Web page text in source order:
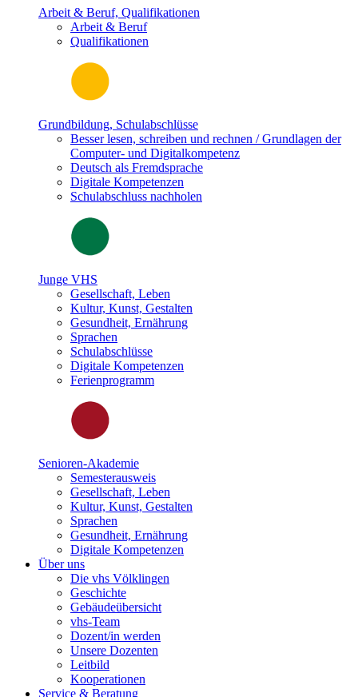
Arbeit & Beruf, Qualifikationen
Arbeit & Beruf
Qualifikationen
Grundbildung, Schulabschlüsse
Besser lesen, schreiben und rechnen / Grundlagen der
Computer- und Digitalkompetenz
Deutsch als Fremdsprache
Digitale Kompetenzen
Schulabschluss nachholen
Junge VHS
Gesellschaft, Leben
Kultur, Kunst, Gestalten
Gesundheit, Ernährung
Sprachen
Schulabschlüsse
Digitale Kompetenzen
Ferienprogramm
Senioren-Akademie
Semesterausweis
Gesellschaft, Leben
Kultur, Kunst, Gestalten
Sprachen
Gesundheit, Ernährung
Digitale Kompetenzen
Über uns
Die vhs Völklingen
Geschichte
Gebäudeübersicht
vhs-Team
Dozent/in werden
Unsere Dozenten
Leitbild
Kooperationen
Service & Beratung